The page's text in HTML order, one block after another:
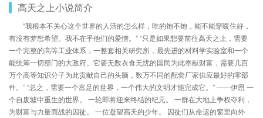
高天之上小说简介
“我根本不关心这个世界的人活的怎么样，吃的饱不饱，能不能穿暖住好，
有没有梦想希望。我不在乎他们的爱憎。” “只是如果想要前往高天之上，需要
一个完整的高等工业体系，一整套相关研究所，最先进的材料学实验室和一个
能统筹一切部门的大政府。它要无数衣食无忧的国民为此奉献财富，需要几百
万个高等知识分子为此贡献自己的头脑，数万不同的配套厂家供应最好的零部
件。” “总之，需要一个富足的世界，一个伟大的文明才能完成它。” ——伊恩 一
个自废墟中重生的世界。 一轮即将迎来终结的纪元。 一群在大地上争权夺利，
为财富与力量而战的囚徒。 一位凝望高天的少年。 囚徒们从命运的窗里向外